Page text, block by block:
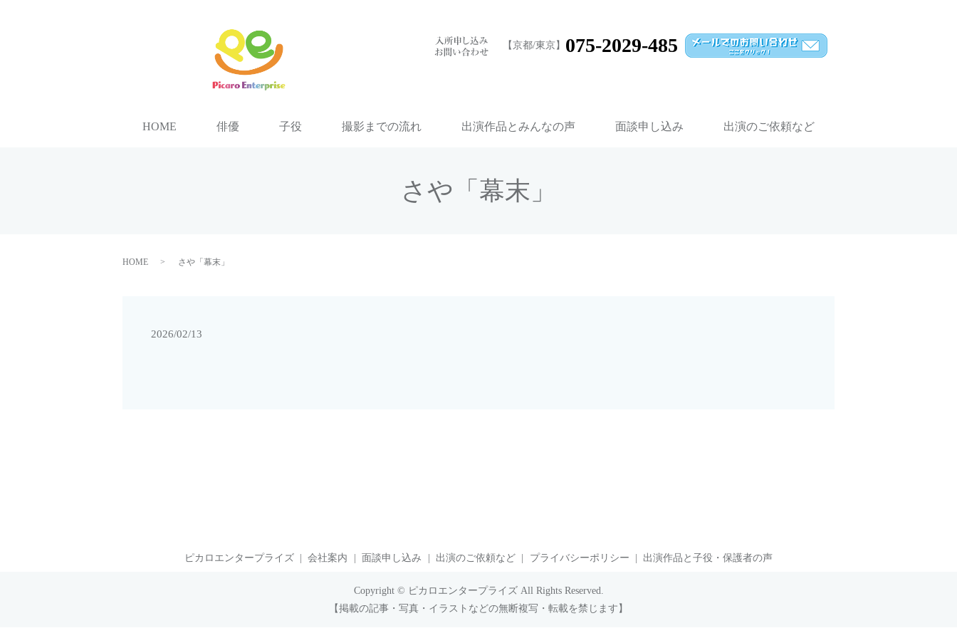
【京都/東京】 075-2029-485
HOME 俳優 子役 撮影までの流れ 出演作品とみんなの声 面談申し込み 出演のご依頼など
さや「幕末」
HOME さや「幕末」
2026/02/13
ピカロエンタープライズ 会社案内 面談申し込み 出演のご依頼など プライバシーポリシー 出演作品と子役・保護者の声
Copyright © ピカロエンタープライズ All Rights Reserved.
【掲載の記事・写真・イラストなどの無断複写・転載を禁じます】